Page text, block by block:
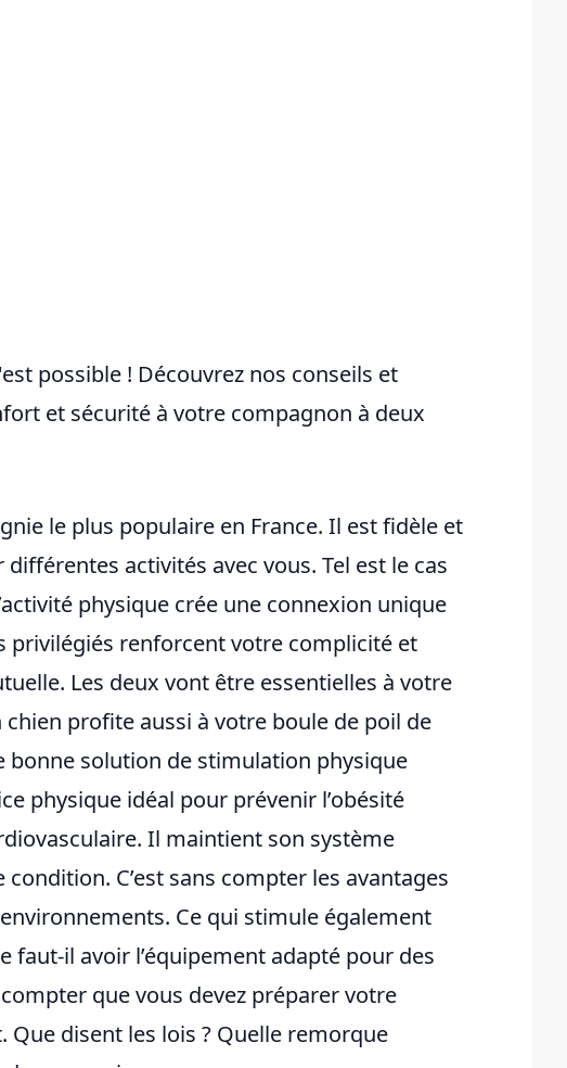
possible ! Découvrez nos conseils et
et sécurité à votre compagnon à deux
le plus populaire en France. Il est fidèle et
activités avec vous. Tel est le cas
physique crée une connexion unique
privilégiés renforcent votre complicité et
Les deux vont être essentielles à votre
profite aussi à votre boule de poil de
bonne solution de stimulation physique
physique idéal pour prévenir l’obésité
Il maintient son système
C’est sans compter les avantages
Ce qui stimule également
faut-il avoir l’équipement adapté pour des
que vous devez préparer votre
disent les lois ? Quelle remorque